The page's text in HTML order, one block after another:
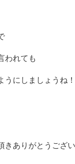
われても
うにしましょうね！
きありがとうござ